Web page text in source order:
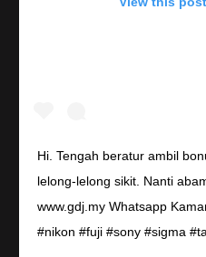
Hi. Tengah beratur ambil
lelong-lelong sikit. Nanti
www.gdj.my Whatsapp
#nikon #fuji #sony #sigma